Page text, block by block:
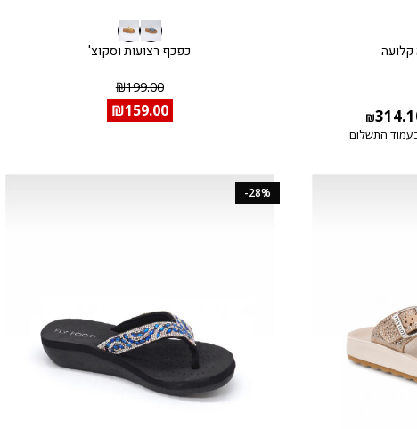
קלועה
₪
התשלום
כפכף רצועות וסקוצ'
₪199.00
₪159.00
-28%